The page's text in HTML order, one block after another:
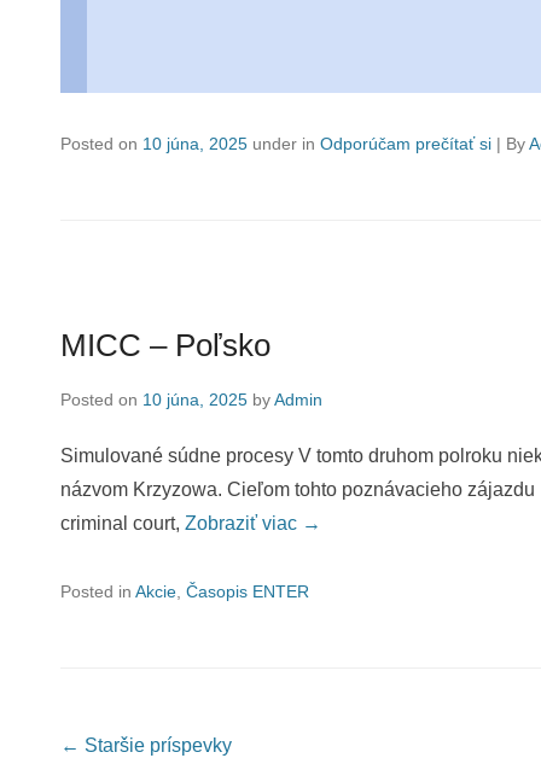
Posted on 10 júna, 2025 under in Odporúčam prečítať si | By
MICC – Poľsko
Posted on 10 júna, 2025 byAdmin
Simulované súdne procesy V tomto druhom polroku
názvom Krzyzowa. Cieľom tohto poznávacieho
criminal court, Zobraziť viac →
Posted in Akcie Časopis ENTER
Post navigation
← Staršie príspevky